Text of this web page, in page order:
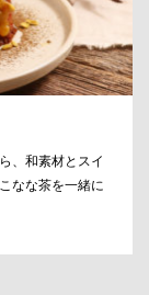
、和素材とスイ
なな茶を一緒に